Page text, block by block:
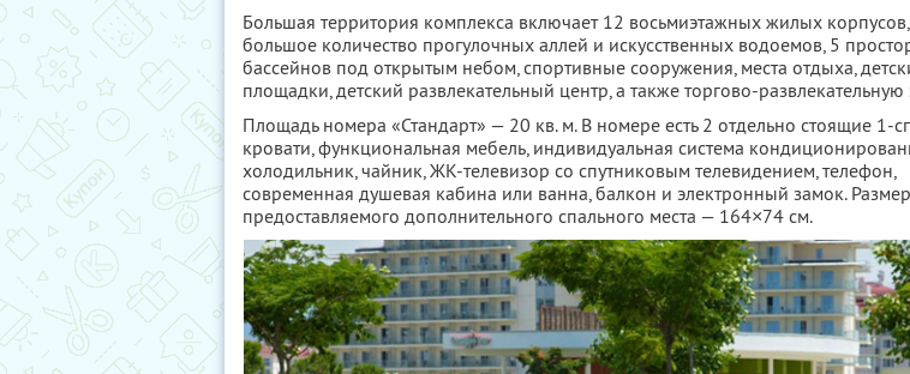
Большая территория комплекса включает 12 восьмиэтажных жилых корпусов,
большое количество прогулочных аллей и искусственных водоемов, 5
бассейнов под открытым небом, спортивные сооружения, места отдыха,
площадки, детский развлекательный центр, а также торгово-развлекательную
Площадь номера «Стандарт» — 20 кв. м. В номере есть 2 отдельно стоящие 1-
кровати, функциональная мебель, индивидуальная система
холодильник, чайник, ЖК-телевизор со спутниковым телевидением, телефон,
современная душевая кабина или ванна, балкон и электронный замок. Размер
предоставляемого дополнительного спального места — 164×74 см.